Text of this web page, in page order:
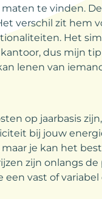
te vinden.
verschil zit hem
Het
dus mijn
lenen van
op jaarbasis
bij jouw
je kan het
zijn onlangs
vast of